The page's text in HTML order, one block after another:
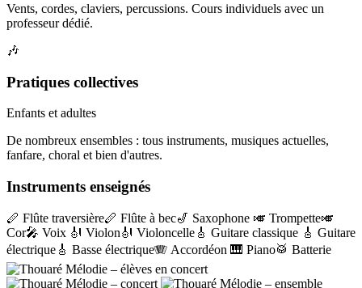
Vents, cordes, claviers, percussions. Cours individuels avec un
professeur dédié.
🎶
Pratiques collectives
Enfants et adultes
De nombreux ensembles : tous instruments, musiques actuelles,
fanfare, choral et bien d'autres.
Instruments enseignés
🪈 Flûte traversière🪈 Flûte à bec🎷 Saxophone 🎺 Trompette🎺
Cor🎤 Voix 🎻 Violon🎻 Violoncelle 🎸 Guitare classique 🎸 Guitare
électrique 🎸 Basse électrique🪗 Accordéon 🎹 Piano🥁 Batterie